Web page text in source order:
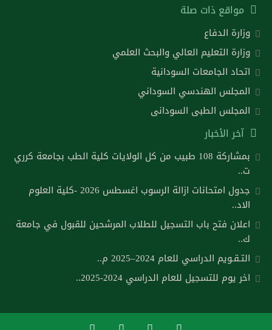
مواقع ذات صلة
وزارة الدفاع
وزارة التعليم العالي والبحث العلمي
اتحاد الجامعات السودانية
المجلس الهندسي السوداني
المجلس الطبى السودانى
آخر الأخبار
بمشاركة 108 طبيب من كل الولايات كلية الطب بجامعة كرري
ت..
جدول امتحانات ازالة الرسوب اغسطس 2026 -كلية العلوم
الاد..
اعلان فتح باب التسجيل للطلاب المرشحين للقبول في جامعة
ك..
التـقـويم الدراسي للعام 2024–2025 م..
اخر يوم للتسجيل للعام الدراسي 2024-2025..